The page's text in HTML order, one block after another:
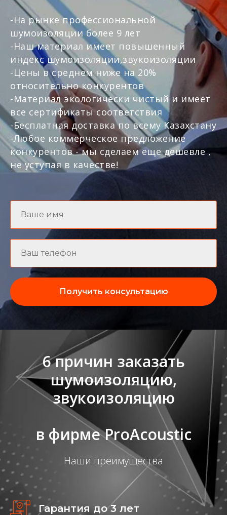
-На рынке профессиональной
шумоизоляции более 9 лет
-Наш материал имеет повышенный
индекс шумоизоляции,звукоизоляции
-Цены в среднем ниже на 20%
относительно конкурентов
-Материал экологически чистый и имеет
все сертификаты соответствия
-Бесплатная доставка по всему Казахстану
-Любое коммерческое предложение
конкурентов - мы сделаем еще дешевле ,
не уступая в качестве!
Получить консультацию
6 причин заказать
шумоизоляцию,
звукоизоляцию
в фирме ProAcoustic
Наши преимущества
Гарантия до 3 лет